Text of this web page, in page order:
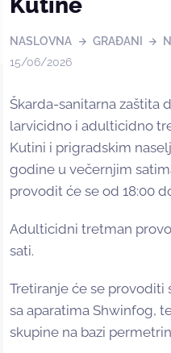
NASLOVNA GRAĐANI
15/06/2026
Škarda-sanitarna zaštita
larvicidno i adulticidno
Kutini i prigradskim
godine u večernjim
provodit će se od 18:00
Adulticidni tretman
sati.
Tretiranje će se provoditi
sa aparatima Shwinfog,
skupine na bazi